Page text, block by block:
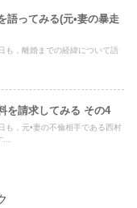
語ってみる(元•妻の暴走
も，離婚までの経緯について語
を請求してみる その4
も，元•妻の不倫相手である西村
...